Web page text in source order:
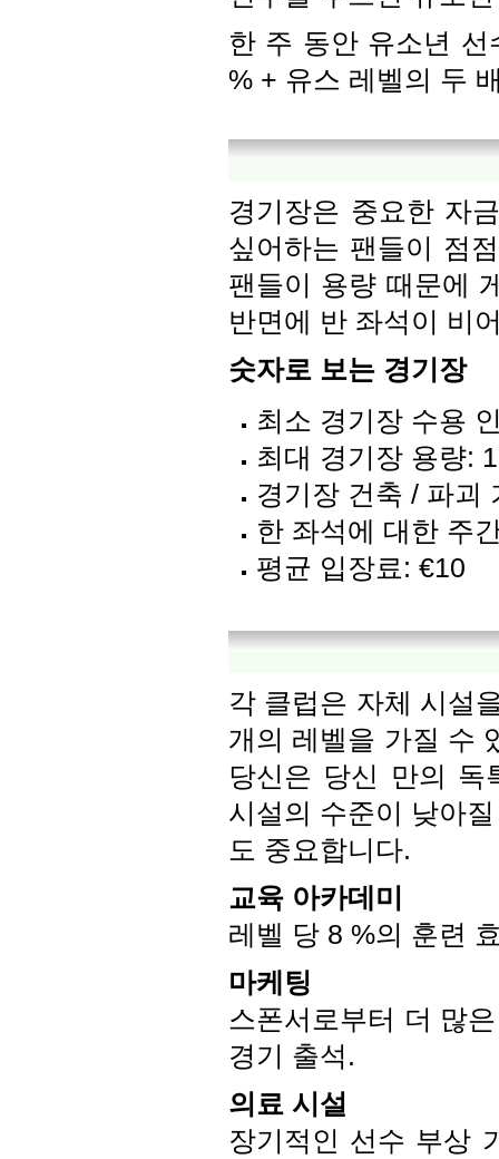
한 주 동안 유소년
% + 유스 레벨의 두
경기장은 중요한 자
싶어하는 팬들이 점
팬들이 용량 때문에
반면에 반 좌석이 비
숫자로 보는 경기장
최소 경기장 수용
최대 경기장 용량:
경기장 건축 / 파괴
한 좌석에 대한 주
평균 입장료: €10
각 클럽은 자체 시설
개의 레벨을 가질 수
당신은 당신 만의 독
시설의 수준이 낮아
도 중요합니다.
교육 아카데미
레벨 당 8 %의 훈련
마케팅
스폰서로부터 더 많
경기 출석.
의료 시설
장기적인 선수 부상